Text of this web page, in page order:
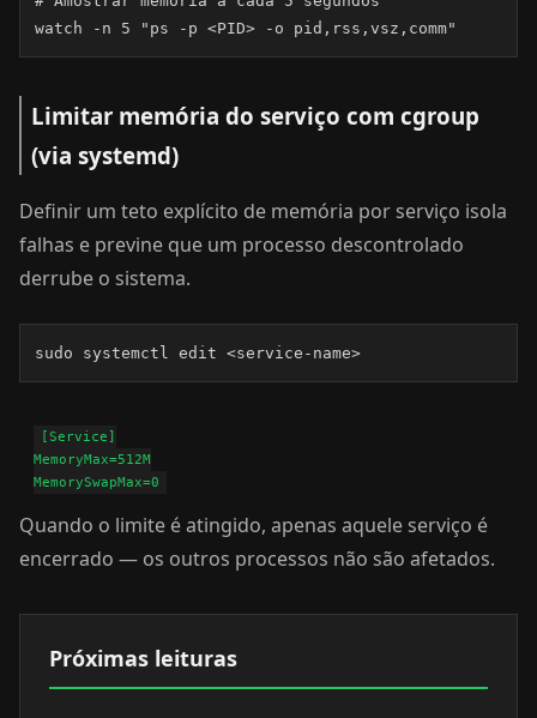
watch -n 5 "ps -p <PID> -o pid,rss,vsz,comm"
Limitar memória do serviço com cgroup
(via systemd)
Definir um teto explícito de memória por serviço isola
falhas e previne que um processo descontrolado
derrube o sistema.
sudo systemctl edit <service-name>
[Service]
MemoryMax=512M
Quando o limite é atingido, apenas aquele serviço é
encerrado — os outros processos não são afetados.
Próximas leituras